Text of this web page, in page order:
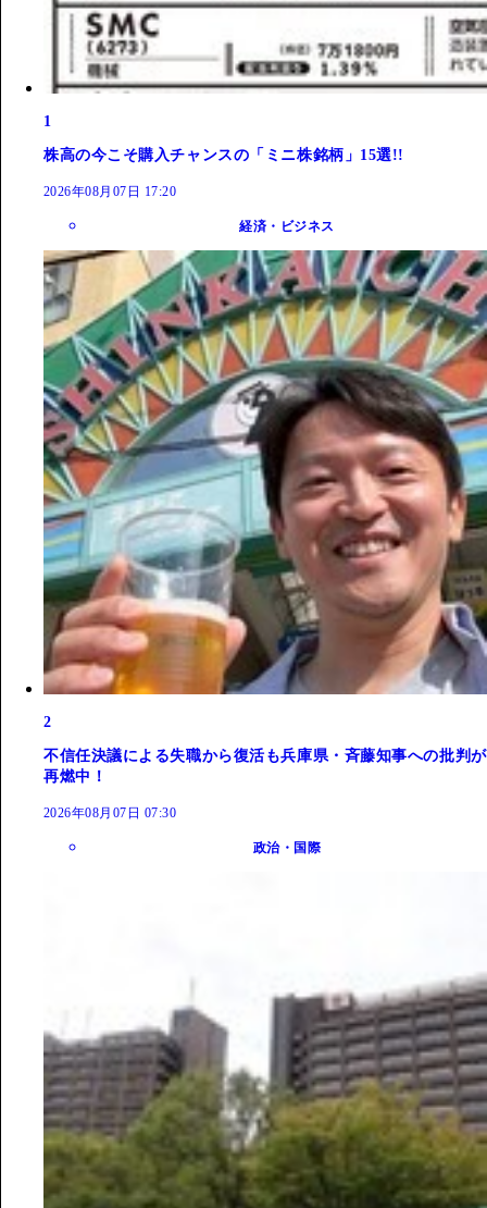
1
株高の今こそ購入チャンスの「ミニ株銘柄」15選!!
2026年08月07日 17:20
経済・ビジネス
2
不信任決議による失職から復活も兵庫県・斉藤知事への批判が
再燃中！
2026年08月07日 07:30
政治・国際